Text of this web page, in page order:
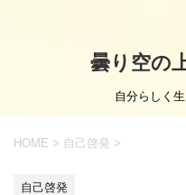
曇り空の
自分らしく
HOME > 自己啓発 >
自己啓発